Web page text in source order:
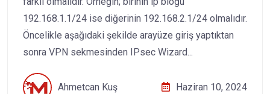
192.168.1.1/24 ise diğerinin 192.168.2.1/24 olmalıdır.
Öncelikle aşağıdaki şekilde arayüze giriş yaptıktan
sonra VPN sekmesinden IPsec Wizard...
Ahmetcan Kuş Haziran 10, 2024